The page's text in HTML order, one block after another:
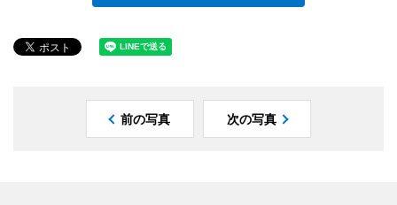
前の写真 次の写真